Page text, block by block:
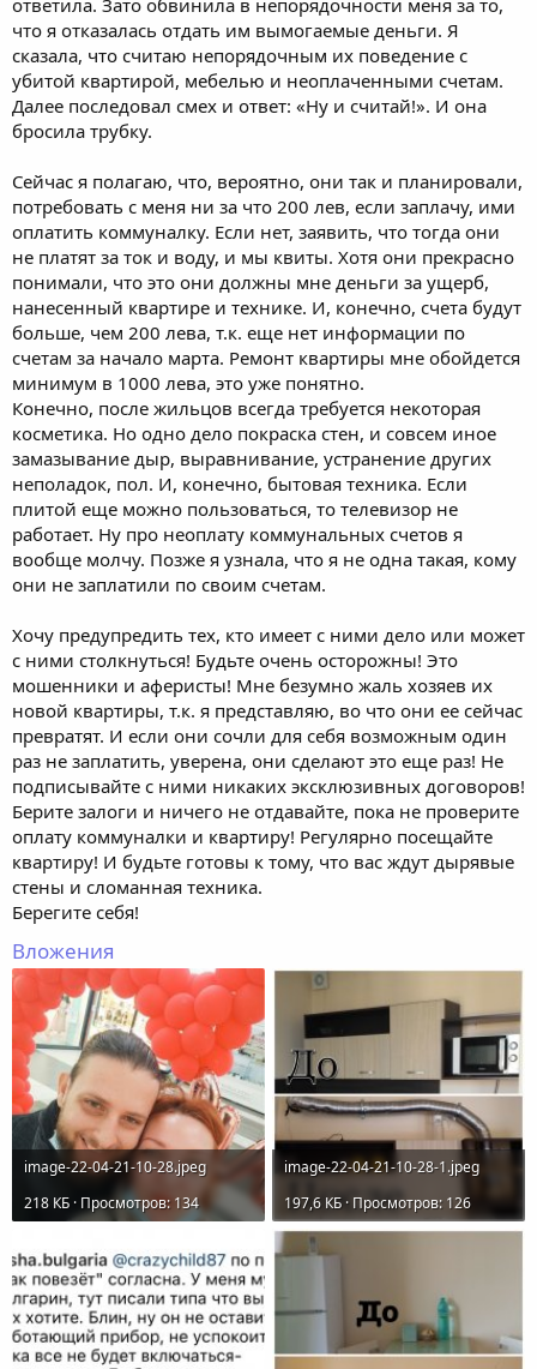
что я отказалась отдать им вымогаемые деньги. Я
сказала, что считаю непорядочным их поведение с
убитой квартирой, мебелью и неоплаченными счетам.
Далее последовал смех и ответ: «Ну и считай!». И она
бросила трубку.
Сейчас я полагаю, что, вероятно, они так и планировали,
потребовать с меня ни за что 200 лев, если заплачу, ими
оплатить коммуналку. Если нет, заявить, что тогда они
не платят за ток и воду, и мы квиты. Хотя они прекрасно
понимали, что это они должны мне деньги за ущерб,
нанесенный квартире и технике. И, конечно, счета будут
больше, чем 200 лева, т.к. еще нет информации по
счетам за начало марта. Ремонт квартиры мне обойдется
минимум в 1000 лева, это уже понятно.
Конечно, после жильцов всегда требуется некоторая
косметика. Но одно дело покраска стен, и совсем иное
замазывание дыр, выравнивание, устранение других
неполадок, пол. И, конечно, бытовая техника. Если
плитой еще можно пользоваться, то телевизор не
работает. Ну про неоплату коммунальных счетов я
вообще молчу. Позже я узнала, что я не одна такая, кому
они не заплатили по своим счетам.
Хочу предупредить тех, кто имеет с ними дело или может
с ними столкнуться! Будьте очень осторожны! Это
мошенники и аферисты! Мне безумно жаль хозяев их
новой квартиры, т.к. я представляю, во что они ее сейчас
превратят. И если они сочли для себя возможным один
раз не заплатить, уверена, они сделают это еще раз! Не
подписывайте с ними никаких эксклюзивных договоров!
Берите залоги и ничего не отдавайте, пока не проверите
оплату коммуналки и квартиру! Регулярно посещайте
квартиру! И будьте готовы к тому, что вас ждут дырявые
стены и сломанная техника.
Берегите себя!
Вложения
image-22-04-21-10-28.jpeg
218 КБ · Просмотров: 134
image-22-04-21-10-28-1.jpeg
197,6 КБ · Просмотров: 126